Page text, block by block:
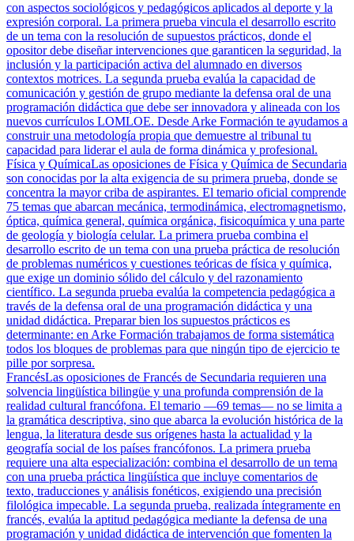
con aspectos sociológicos y pedagógicos aplicados al deporte y la
expresión corporal. La primera prueba vincula el desarrollo escrito
de un tema con la resolución de supuestos prácticos, donde el
opositor debe diseñar intervenciones que garanticen la seguridad, la
inclusión y la participación activa del alumnado en diversos
contextos motrices. La segunda prueba evalúa la capacidad de
comunicación y gestión de grupo mediante la defensa oral de una
programación didáctica que debe ser innovadora y alineada con los
nuevos currículos LOMLOE. Desde Arke Formación te ayudamos a
construir una metodología propia que demuestre al tribunal tu
capacidad para liderar el aula de forma dinámica y profesional.
Física y QuímicaLas oposiciones de Física y Química de Secundaria
son conocidas por la alta exigencia de su primera prueba, donde se
concentra la mayor criba de aspirantes. El temario oficial comprende
75 temas que abarcan mecánica, termodinámica, electromagnetismo,
óptica, química general, química orgánica, fisicoquímica y una parte
de geología y biología celular. La primera prueba combina el
desarrollo escrito de un tema con una prueba práctica de resolución
de problemas numéricos y cuestiones teóricas de física y química,
que exige un dominio sólido del cálculo y del razonamiento
científico. La segunda prueba evalúa la competencia pedagógica a
través de la defensa oral de una programación didáctica y una
unidad didáctica. Preparar bien los supuestos prácticos es
determinante: en Arke Formación trabajamos de forma sistemática
todos los bloques de problemas para que ningún tipo de ejercicio te
pille por sorpresa.
FrancésLas oposiciones de Francés de Secundaria requieren una
solvencia lingüística bilingüe y una profunda comprensión de la
realidad cultural francófona. El temario —69 temas— no se limita a
la gramática descriptiva, sino que abarca la evolución histórica de la
lengua, la literatura desde sus orígenes hasta la actualidad y la
geografía social de los países francófonos. La primera prueba
requiere una alta especialización: combina el desarrollo de un tema
con una prueba práctica lingüística que incluye comentarios de
texto, traducciones y análisis fonéticos, exigiendo una precisión
filológica impecable. La segunda prueba, realizada íntegramente en
francés, evalúa la aptitud pedagógica mediante la defensa de una
programación y unidad didáctica de intervención que fomenten la